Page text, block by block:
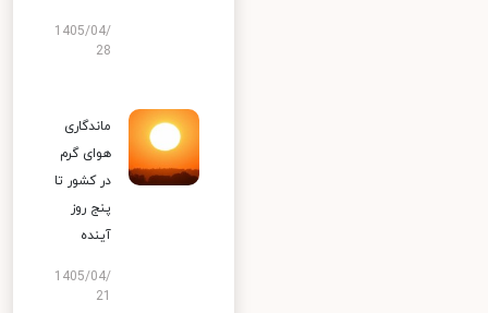
1405/04/
28
ماندگاری
هوای گرم
در کشور تا
پنج روز
آینده
1405/04/